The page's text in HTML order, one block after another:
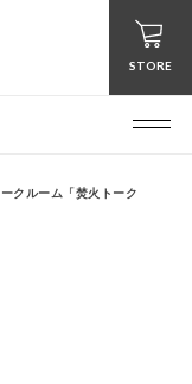
STORE
クルーム「焚火トーク